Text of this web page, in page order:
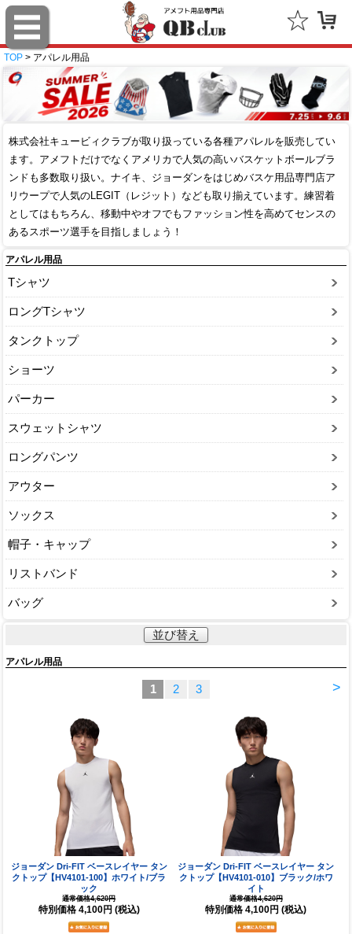
TOP > アパレル用品
株式会社キュービィクラブが取り扱っている各種アパレルを販売してい
ます。アメフトだけでなくアメリカで人気の高いバスケットボールブラ
ンドも多数取り扱い。ナイキ、ジョーダンをはじめバスケ用品専門店ア
リウープで人気のLEGIT（レジット）なども取り揃えています。練習着
としてはもちろん、移動中やオフでもファッション性を高めてセンスの
あるスポーツ選手を目指しましょう！
アパレル用品
Tシャツ
ロングTシャツ
タンクトップ
ショーツ
パーカー
スウェットシャツ
ロングパンツ
アウター
ソックス
帽子・キャップ
リストバンド
バッグ
並び替え
アパレル用品
>
1 2 3
ジョーダン Dri-FIT ベースレイヤー タン
クトップ【HV4101-100】ホワイト/ブラ
ック
通常価格4,620円
特別価格 4,100円 (税込)
ジョーダン Dri-FIT ベースレイヤー タン
クトップ【HV4101-010】ブラック/ホワ
イト
通常価格4,620円
特別価格 4,100円 (税込)